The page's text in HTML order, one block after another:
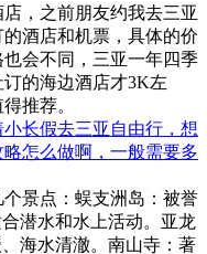
，之前朋友约我去三亚
的酒店和机票，具体的价
会不同，三亚一年四季
的海边酒店才3K左
推荐。
长假去三亚自由行，想
怎么做啊，一般需要多
景点：蜈支洲岛：被誉
潜水和水上活动。亚龙
海水清澈。南山寺：著